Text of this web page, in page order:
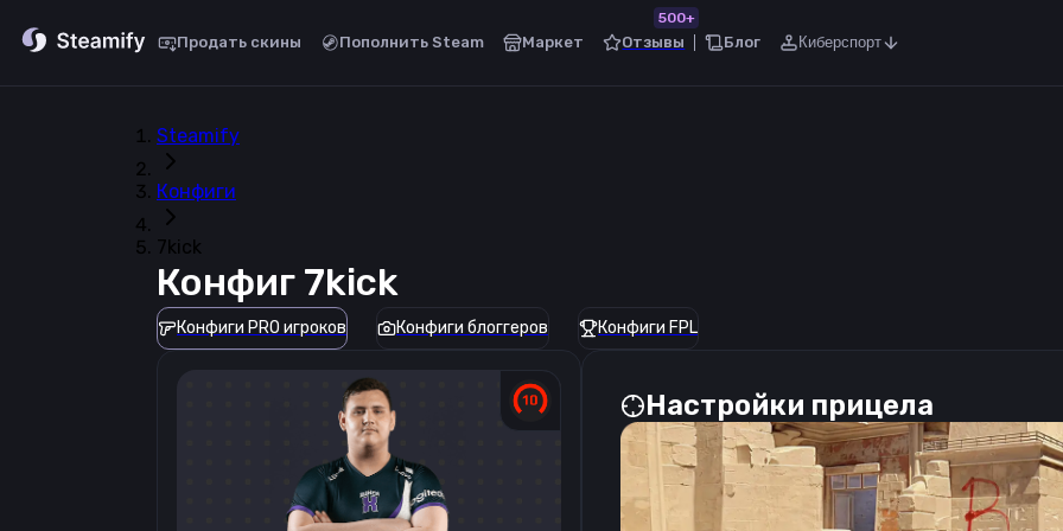
Продать скины Пополнить Steam Маркет Отзывы
500+
Блог Киберспорт
Steamify
Конфиги
7kick
Конфиг 7kick
Конфиги PRO игроков Конфиги блоггеров Конфиги FPL
Настройки прицела